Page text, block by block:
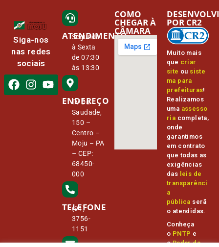
Siga-nos
nas redes
sociais
ATENDIMENTO
Segunda
à Sexta
de 07:30
às 13:30
ENDEREÇO
Tv Da
Saudade,
150 –
Centro –
Moju – PA
– CEP:
68450-
000
TELEFONE
(91)
3756-
1151
COMO
CHEGAR À
CÂMARA
Muito mais
que criar
site ou siste
ma para
prefeituras!
Realizamos
uma assesso
ria completa,
onde
garantimos
em contrato
que todas as
exigências
das leis de
transparênci
a
pública serã
o atendidas.
Conheça
o PNTP e
oRadar da
POR CR2